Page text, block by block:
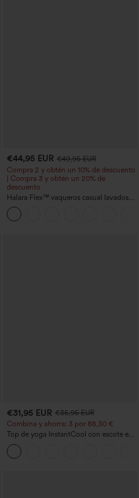
+2
€44,95 EUR €49,95 EUR
Compra 2 y obtén un 10% de descuento
| Compra 3 y obtén un 20% de
descuento
Halara Flex™ vaqueros casual lavados
asimétricos de tiro bajo con bolsillos
con cremallera, corte baggy y pierna
ancha
€31,95 EUR €35,95 EUR
Combina y ahorra: 3 por 88,30 €
Top de yoga InstantCool con escote en
U y bajo curvado - UPF50+